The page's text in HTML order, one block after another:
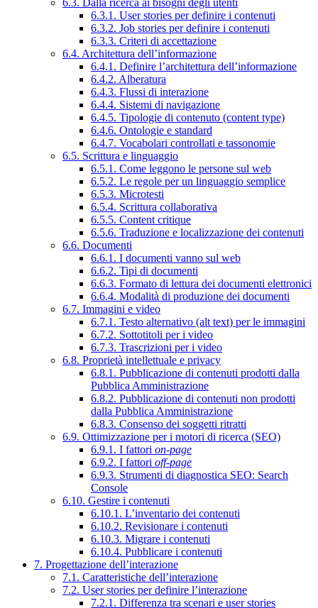
6.3.1. User stories per definire i contenuti
6.3.2. Job stories per definire i contenuti
6.3.3. Criteri di accettazione
6.4. Architettura dell’informazione
6.4.1. Definire l’architettura dell’informazione
6.4.2. Alberatura
6.4.3. Flussi di interazione
6.4.4. Sistemi di navigazione
6.4.5. Tipologie di contenuto (content type)
6.4.6. Ontologie e standard
6.4.7. Vocabolari controllati e tassonomie
6.5. Scrittura e linguaggio
6.5.1. Come leggono le persone sul web
6.5.2. Le regole per un linguaggio semplice
6.5.3. Microtesti
6.5.4. Scrittura collaborativa
6.5.5. Content critique
6.5.6. Traduzione e localizzazione dei contenuti
6.6. Documenti
6.6.1. I documenti vanno sul web
6.6.2. Tipi di documenti
6.6.3. Formato di lettura dei documenti elettronici
6.6.4. Modalità di produzione dei documenti
6.7. Immagini e video
6.7.1. Testo alternativo (alt text) per le immagini
6.7.2. Sottotitoli per i video
6.7.3. Trascrizioni per i video
6.8. Proprietà intellettuale e privacy
6.8.1. Pubblicazione di contenuti prodotti dalla
Pubblica Amministrazione
6.8.2. Pubblicazione di contenuti non prodotti
dalla Pubblica Amministrazione
6.8.3. Consenso dei soggetti ritratti
6.9. Ottimizzazione per i motori di ricerca (SEO)
6.9.1. I fattori on-page
6.9.2. I fattori off-page
6.9.3. Strumenti di diagnostica SEO: Search
Console
6.10. Gestire i contenuti
6.10.1. L’inventario dei contenuti
6.10.2. Revisionare i contenuti
6.10.3. Migrare i contenuti
6.10.4. Pubblicare i contenuti
7. Progettazione dell’interazione
7.1. Caratteristiche dell’interazione
7.2. User stories per definire l’interazione
7.2.1. Differenza tra scenari e user stories